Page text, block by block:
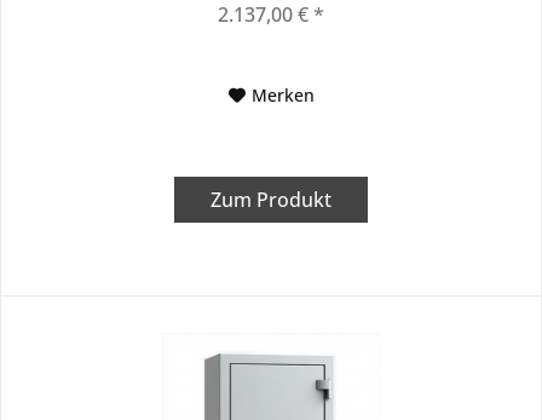
2.137,00 € *
Merken
Zum Produkt